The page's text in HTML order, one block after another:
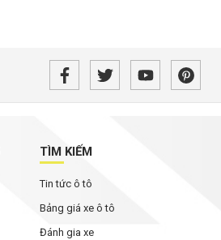
TÌM KIẾM
Tin tức ô tô
Bảng giá xe ô tô
Đánh gia xe